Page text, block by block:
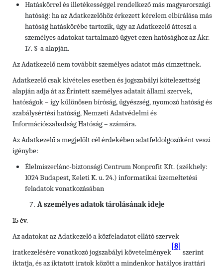
Hatáskörrel és illetékességgel rendelkező más magyarországi
hatóság: ha az Adatkezelőhöz érkezett kérelem elbírálása más
hatóság hatáskörébe tartozik, úgy az Adatkezelő átteszi a
személyes adatokat tartalmazó ügyet ezen hatósághoz az Ákr.
17. §-a alapján.
Az Adatkezelő nem továbbít személyes adatot más címzettnek.
Adatkezelő csak kivételes esetben és jogszabályi kötelezettség
alapján adja át az Érintett személyes adatait állami szervek,
hatóságok – így különösen bíróság, ügyészség, nyomozó hatóság és
szabálysértési hatóság, Nemzeti Adatvédelmi és
Információszabadság Hatóság – számára.
Az Adatkezelő a megjelölt cél érdekében adatfeldolgozóként veszi
igénybe:
Élelmiszerlánc-biztonsági Centrum Nonprofit Kft. (székhely:
1024 Budapest, Keleti K. u. 24.) informatikai üzemeltetési
feladatok vonatkozásában
A személyes adatok tárolásának ideje
15 év.
Az adatokat az Adatkezelő a közfeladatot ellátó szervek
iratkezelésére vonatkozó jogszabályi követelmények
[8]
szerint
iktatja, és az iktatott iratok között a mindenkor hatályos irattári